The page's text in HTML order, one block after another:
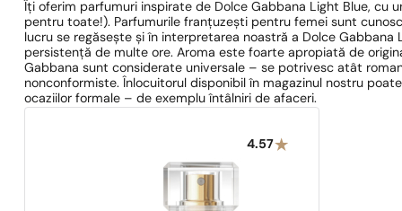
Îți oferim parfumuri inspirate de Dolce Gabbana Light Blue,
pentru toate!). Parfumurile franțuzești pentru femei sunt
lucru se regăsește și în interpretarea noastră a Dolce
persistență de multe ore. Aroma este foarte apropiată de
Gabbana sunt considerate universale – se potrivesc atât
nonconformiste. Înlocuitorul disponibil în magazinul nostru
ocaziilor formale – de exemplu întâlniri de afaceri.
4.57